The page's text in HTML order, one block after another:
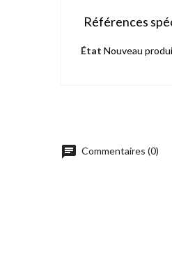
Références
État Nouveau
chat Commentaires (0)